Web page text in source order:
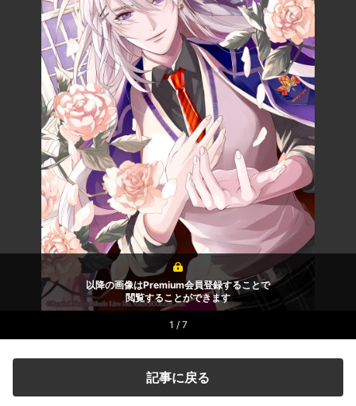
以降の画像はPremium会員登録することで
閲覧することができます
1 / 7
記事に戻る